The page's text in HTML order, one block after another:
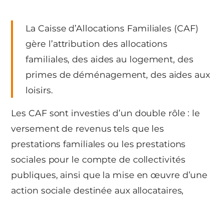
La Caisse d’Allocations Familiales (CAF)
gère l’attribution des allocations
familiales, des aides au logement, des
primes de déménagement, des aides aux
loisirs.
Les CAF sont investies d’un double rôle : le
versement de revenus tels que les
prestations familiales ou les prestations
sociales pour le compte de collectivités
publiques, ainsi que la mise en œuvre d’une
action sociale destinée aux allocataires,